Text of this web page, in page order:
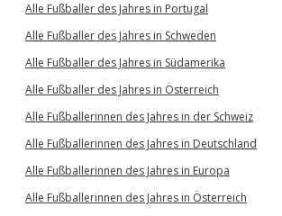
Alle Fußballer des Jahres in Portugal
Alle Fußballer des Jahres in Schweden
Alle Fußballer des Jahres in Südamerika
Alle Fußballer des Jahres in Österreich
Alle Fußballerinnen des Jahres in der Schweiz
Alle Fußballerinnen des Jahres in Deutschland
Alle Fußballerinnen des Jahres in Europa
Alle Fußballerinnen des Jahres in Österreich